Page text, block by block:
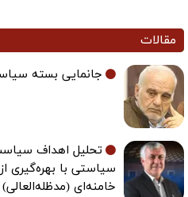
مقالات
جانمایی بسته
تحلیل اهداف
سیاستی با بهره‌گیری
خامنه‌ای (مدظله‌العالی)